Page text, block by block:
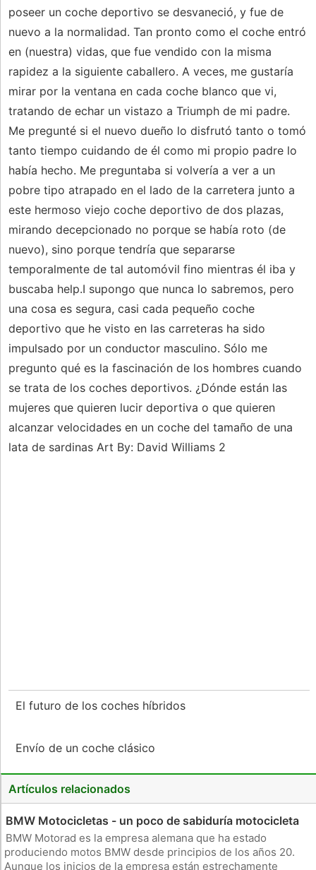
poseer un coche deportivo se desvaneció, y fue de
nuevo a la normalidad. Tan pronto como el coche entró
en (nuestra) vidas, que fue vendido con la misma
rapidez a la siguiente caballero. A veces, me gustaría
mirar por la ventana en cada coche blanco que vi,
tratando de echar un vistazo a Triumph de mi padre.
Me pregunté si el nuevo dueño lo disfrutó tanto o tomó
tanto tiempo cuidando de él como mi propio padre lo
había hecho. Me preguntaba si volvería a ver a un
pobre tipo atrapado en el lado de la carretera junto a
este hermoso viejo coche deportivo de dos plazas,
mirando decepcionado no porque se había roto (de
nuevo), sino porque tendría que separarse
temporalmente de tal automóvil fino mientras él iba y
buscaba help.I supongo que nunca lo sabremos, pero
una cosa es segura, casi cada pequeño coche
deportivo que he visto en las carreteras ha sido
impulsado por un conductor masculino. Sólo me
pregunto qué es la fascinación de los hombres cuando
se trata de los coches deportivos. ¿Dónde están las
mujeres que quieren lucir deportiva o que quieren
alcanzar velocidades en un coche del tamaño de una
lata de sardinas Art By: David Williams 2
El futuro de los coches híbridos
Envío de un coche clásico
Artículos relacionados
BMW Motocicletas - un poco de sabiduría motocicleta
BMW Motorad es la empresa alemana que ha estado
produciendo motos BMW desde principios de los años 20.
Aunque los inicios de la empresa están estrechamente